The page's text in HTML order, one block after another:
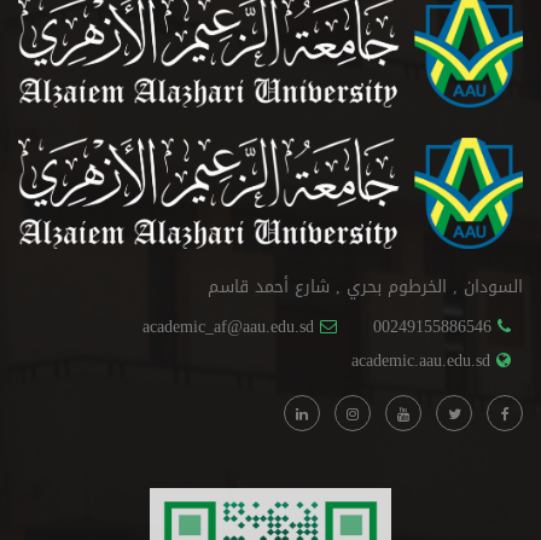
السودان , الخرطوم بحري , شارع أحمد قاسم
00249155886546
academic_af@aau.edu.sd
academic.aau.edu.sd